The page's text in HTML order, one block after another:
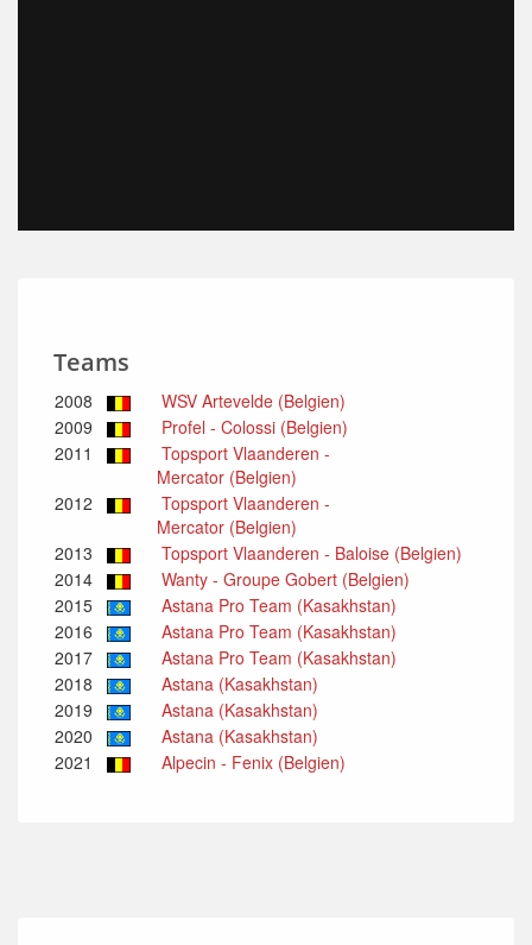
Teams
2008
WSV Artevelde (Belgien)
2009
Profel - Colossi (Belgien)
2011
Topsport Vlaanderen -
Mercator (Belgien)
2012
Topsport Vlaanderen -
Mercator (Belgien)
2013
Topsport Vlaanderen - Baloise (Belgien)
2014
Wanty - Groupe Gobert (Belgien)
2015
Astana Pro Team (Kasakhstan)
2016
Astana Pro Team (Kasakhstan)
2017
Astana Pro Team (Kasakhstan)
2018
Astana (Kasakhstan)
2019
Astana (Kasakhstan)
2020
Astana (Kasakhstan)
2021
Alpecin - Fenix (Belgien)